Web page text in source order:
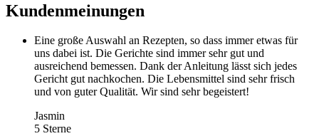
Kundenmeinungen
Eine große Auswahl an Rezepten, so dass immer etwas für
uns dabei ist. Die Gerichte sind immer sehr gut und
ausreichend bemessen. Dank der Anleitung lässt sich jedes
Gericht gut nachkochen. Die Lebensmittel sind sehr frisch
und von guter Qualität. Wir sind sehr begeistert!
Jasmin
5 Sterne